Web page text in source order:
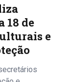
18 de
e